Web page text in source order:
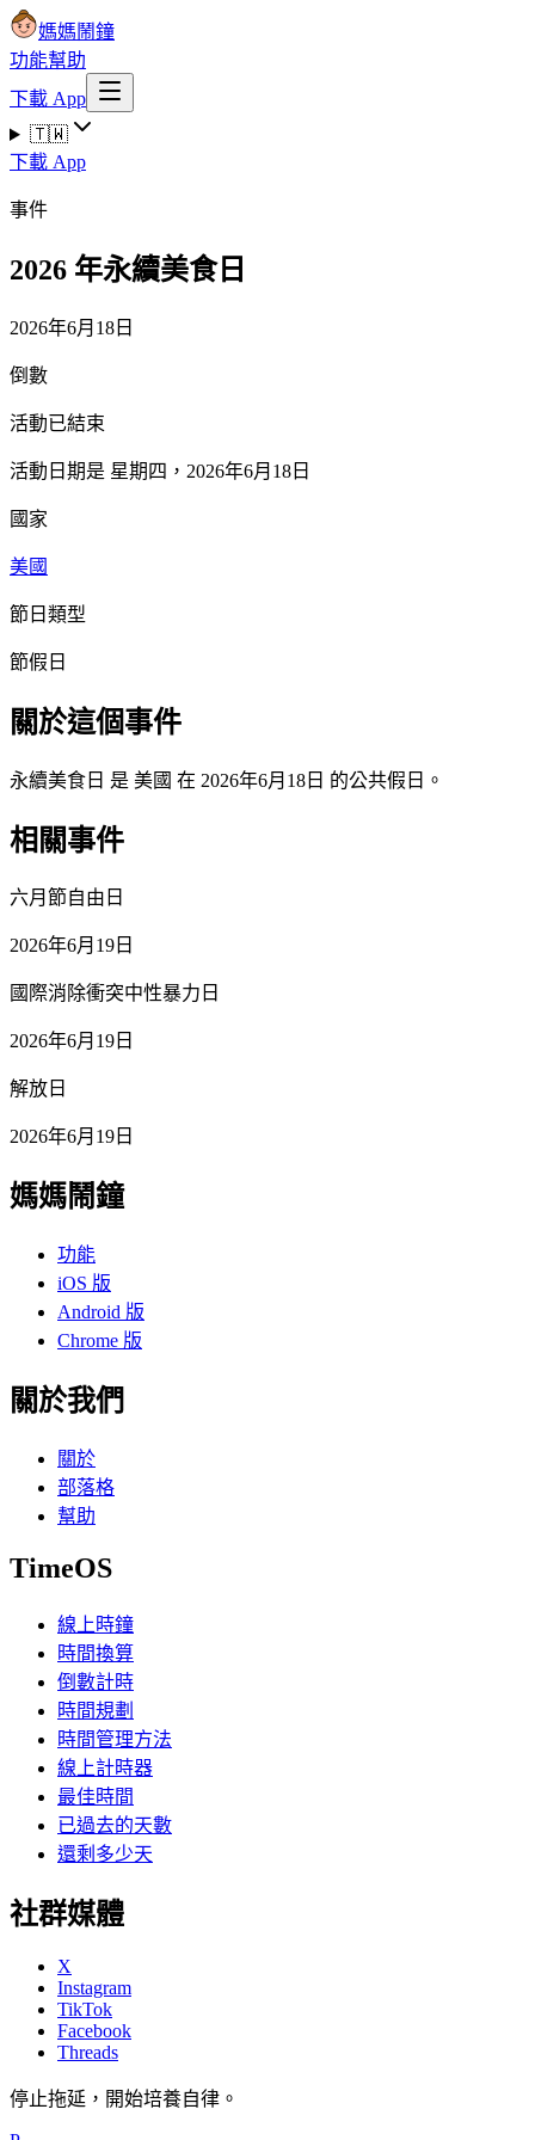
媽媽鬧鐘
功能幫助
下載 App
🇹🇼
下載 App
事件
2026 年永續美食日
2026年6月18日
倒數
活動已結束
活動日期是 星期四，2026年6月18日
國家
美國
節日類型
節假日
關於這個事件
永續美食日 是 美國 在 2026年6月18日 的公共假日。
相關事件
六月節自由日
2026年6月19日
國際消除衝突中性暴力日
2026年6月19日
解放日
2026年6月19日
媽媽鬧鐘
功能
iOS 版
Android 版
Chrome 版
關於我們
關於
部落格
幫助
TimeOS
線上時鐘
時間換算
倒數計時
時間規劃
時間管理方法
線上計時器
最佳時間
已過去的天數
還剩多少天
社群媒體
X
Instagram
TikTok
Facebook
Threads
停止拖延，開始培養自律。